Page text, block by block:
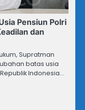
Pensiun Polri
dan
Supratman
batas usia
Indonesia…